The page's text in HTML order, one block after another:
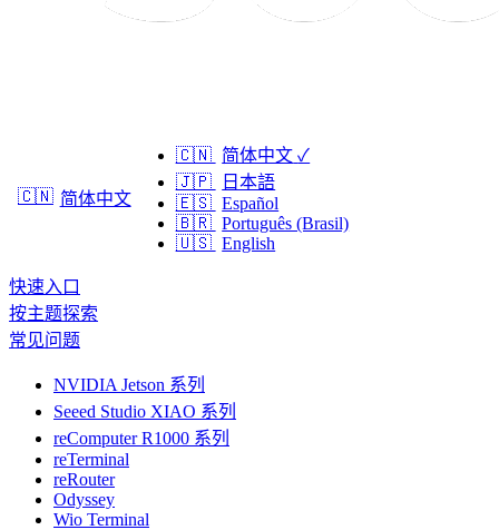
🇨🇳 简体中文
🇨🇳 简体中文 ✓
🇯🇵
日本語
🇪🇸 Español
🇧🇷 Português (Brasil)
🇺🇸 English
快速入口
按主题探索
常见问题
NVIDIA Jetson 系列
Seeed Studio XIAO 系列
reComputer R1000 系列
reTerminal
reRouter
Odyssey
Wio Terminal